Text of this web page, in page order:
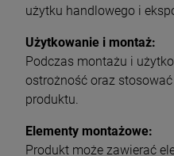
użytku handlowego i
Użytkowanie i montaż:
Podczas montażu i
ostrożność oraz
produktu.
Elementy montażowe:
Produkt może zawierać